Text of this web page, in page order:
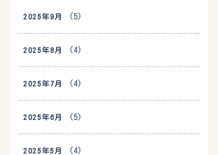
2025年9月 (5)
2025年8月 (4)
2025年7月 (4)
2025年6月 (5)
2025年5月 (4)